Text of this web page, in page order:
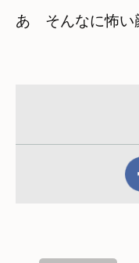
あ　そんなに怖い